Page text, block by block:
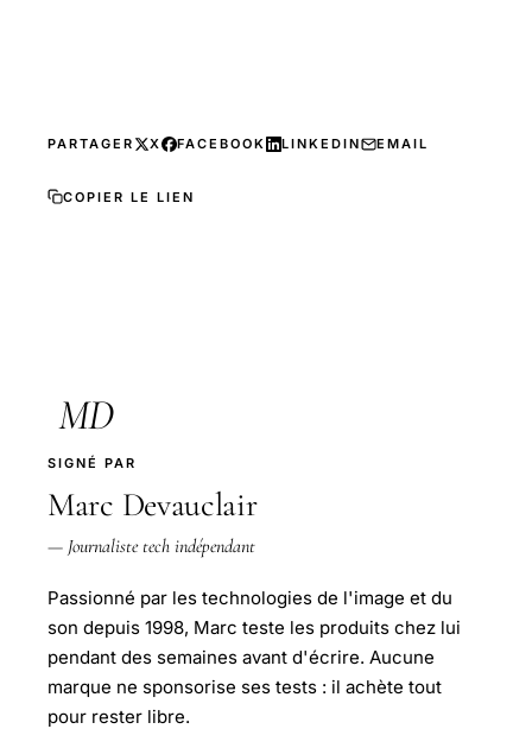
PARTAGER X FACEBOOK LINKEDIN EMAIL
COPIER LE LIEN
MD
SIGNÉ PAR
Marc Devauclair
— Journaliste tech indépendant
Passionné par les technologies de l'image et du
son depuis 1998, Marc teste les produits chez lui
pendant des semaines avant d'écrire. Aucune
marque ne sponsorise ses tests : il achète tout
pour rester libre.